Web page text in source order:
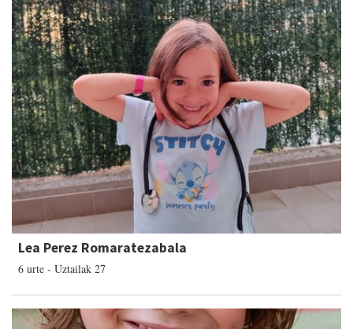
Lea Perez Romaratezabala
6 urte - Uztailak 27